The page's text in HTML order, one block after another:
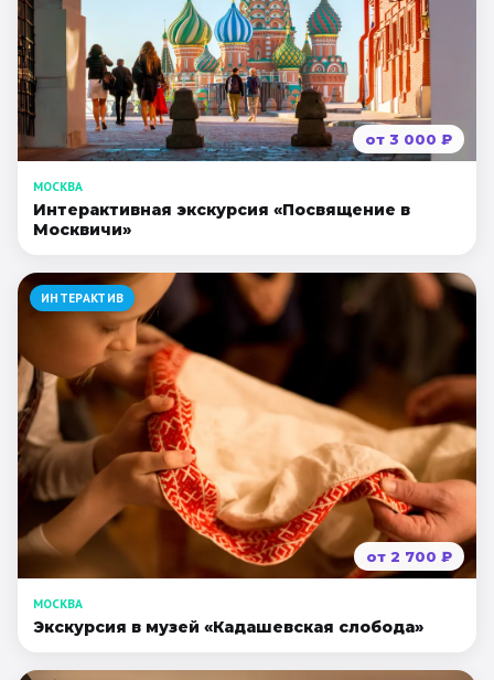
от 3 000 ₽
МОСКВА
Интерактивная экскурсия «Посвящение в
Москвичи»
ИНТЕРАКТИВ
от 2 700 ₽
МОСКВА
Экскурсия в музей «Кадашевская слобода»